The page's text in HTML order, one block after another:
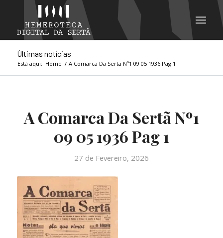
Últimas notícias
Está aqui: Home / A Comarca Da Sertã Nº1 09 05 1936 Pag 1
A Comarca Da Sertã Nº1
09 05 1936 Pag 1
27 de Fevereiro, 2026